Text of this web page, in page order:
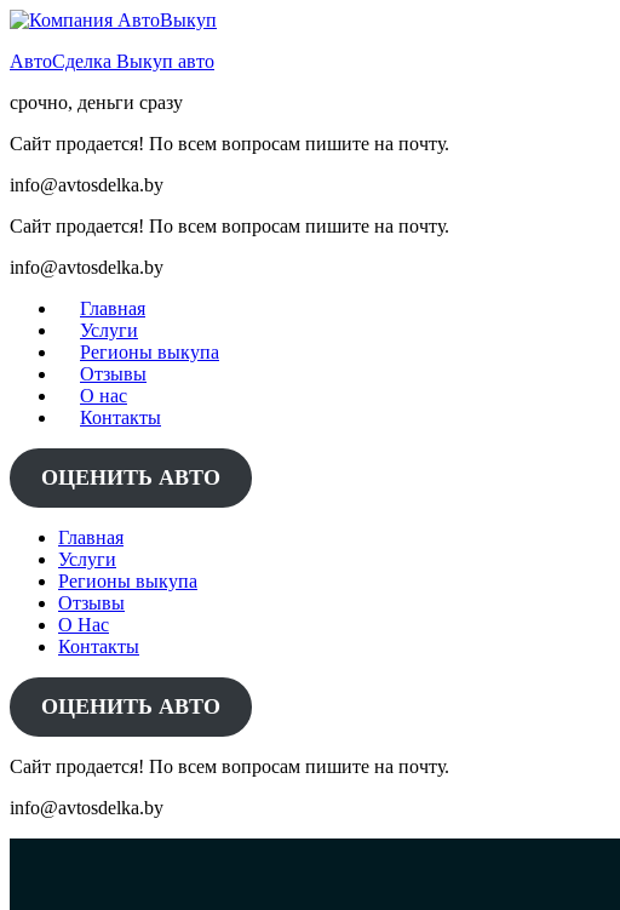
Skip
content
АвтоСделка Выкуп авто
срочно, деньги сразу
Сайт продается! По всем вопросам пишите на почту.
info@avtosdelka.by
Сайт продается! По всем вопросам пишите на почту.
info@avtosdelka.by
Главная
Услуги
Регионы выкупа
Отзывы
О нас
Контакты
ОЦЕНИТЬ АВТО
Главная
Услуги
Регионы выкупа
Отзывы
О Нас
Контакты
ОЦЕНИТЬ АВТО
Сайт продается! По всем вопросам пишите на почту.
info@avtosdelka.by